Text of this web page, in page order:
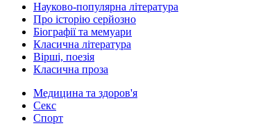
Науково-популярна література
Про історію серйозно
Біографії та мемуари
Класична література
Вірші, поезія
Класична проза
Медицина та здоров'я
Секс
Спорт